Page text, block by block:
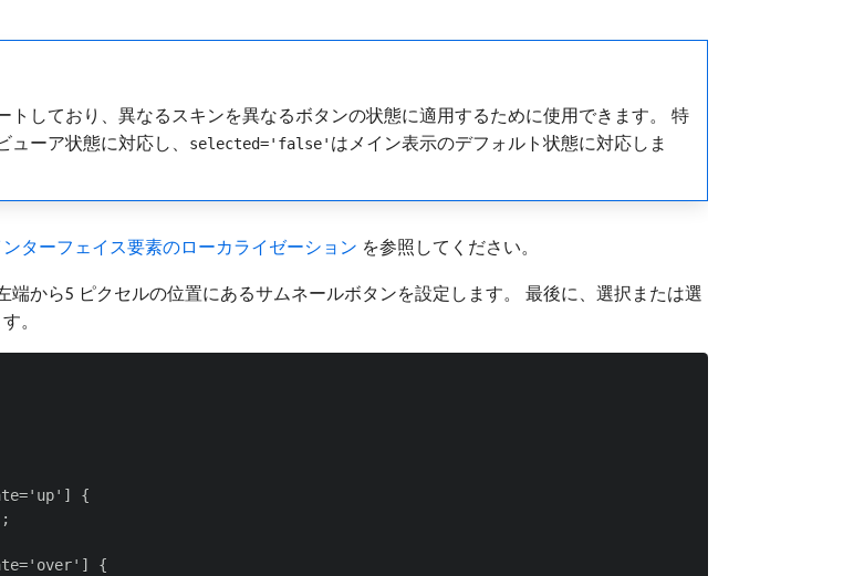
トしており、異なるスキンを異なるボタンの状態に適用するために使用できます。 特
ーア状態に対応し、 selected='false' はメイン表示のデフォルト状態に対応しま
ンターフェイス要素のローカライゼーション を参照してください。
から5 ピクセルの位置にあるサムネールボタンを設定します。 最後に、選択または選
。
{
{